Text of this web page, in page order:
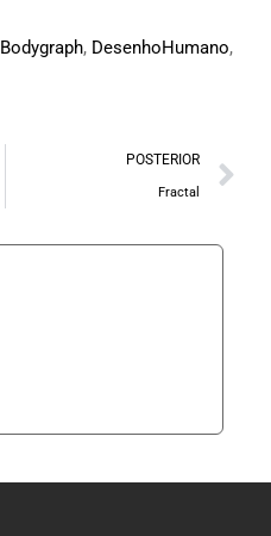
Bodygraph, DesenhoHumano,
POSTERIOR
Fractal